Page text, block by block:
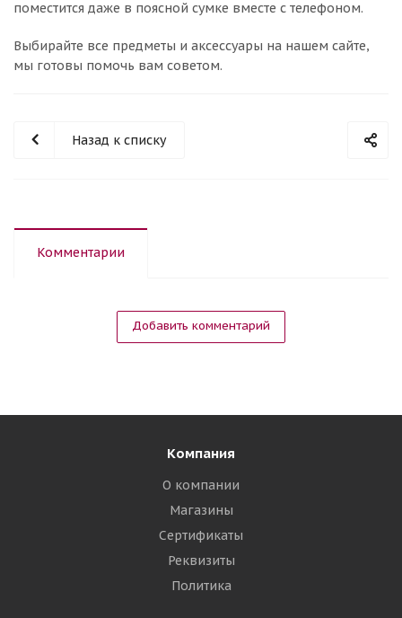
поместится даже в поясной сумке вместе с телефоном.
Выбирайте все предметы и аксессуары на нашем сайте,
мы готовы помочь вам советом.
Назад к списку
Комментарии
Добавить комментарий
Компания
О компании
Магазины
Сертификаты
Реквизиты
Политика